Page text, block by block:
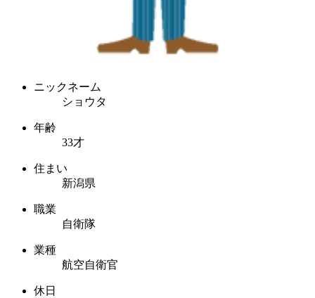
ニックネーム
ショウタ
年齢
33才
住まい
新潟県
職業
自衛隊
業種
航空自衛官
休日